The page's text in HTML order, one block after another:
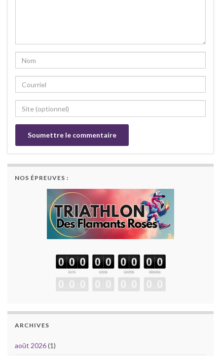
NOS ÉPREUVES :
ARCHIVES
août 2026(1)